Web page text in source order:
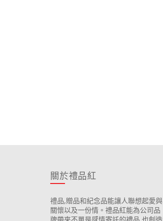
關於禮品紅
禮品,贈品和紀念品能讓人聯想起愛與
關懷以及一份情。禮品紅能為公司品